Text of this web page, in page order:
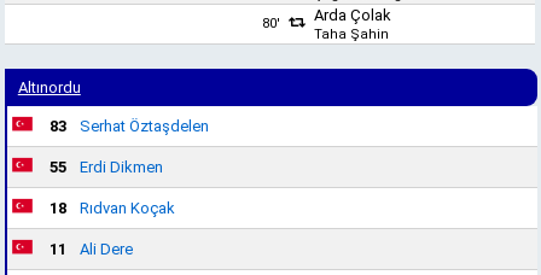
80'
Arda Çolak
Taha Şahin
Altınordu
83 Serhat Öztaşdelen
55 Erdi Dikmen
18 Rıdvan Koçak
11 Ali Dere